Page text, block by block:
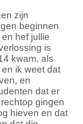
zijn
beginnen
hef jullie
is
kwam, als
ik weet dat
en
dat er
gingen
hieven en dat